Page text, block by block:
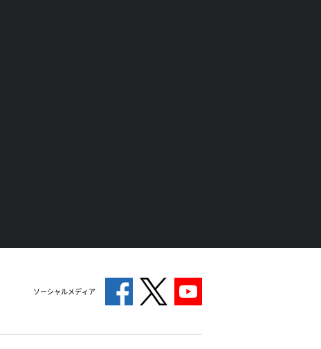
ソーシャルメディア